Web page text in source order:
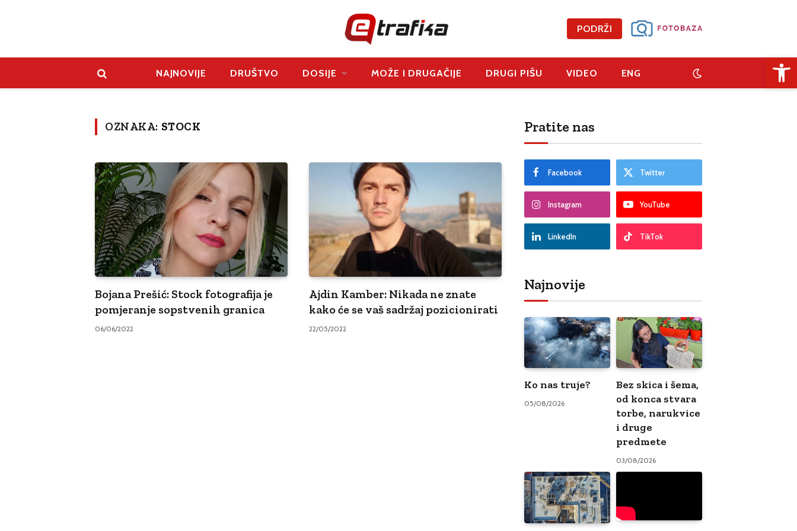
PODRŽI
NAJNOVIJE DRUŠTVO DOSIJE MOŽE I DRUGAČIJE DRUGI PIŠU VIDEO ENG
OZNAKA: STOCK
Bojana Prešić: Stock fotografija je
pomjeranje sopstvenih granica
06/06/2022
Ajdin Kamber: Nikada ne znate
kako će se vaš sadržaj pozicionirati
22/05/2022
Pratite nas
Facebook Twitter
Instagram YouTube
LinkedIn TikTok
Najnovije
Ko nas truje?
05/08/2026
Bez skica i šema,
od konca stvara
torbe, narukvice
i druge
predmete
03/08/2026